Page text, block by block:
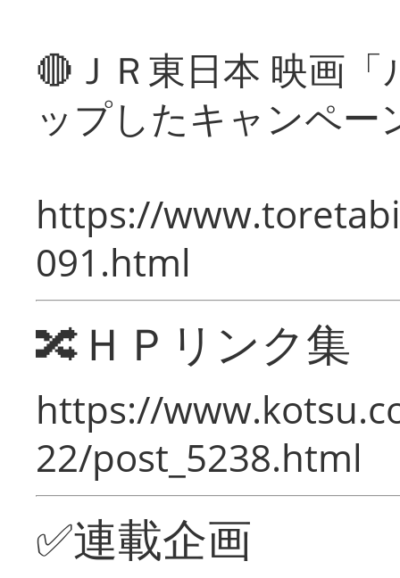
🔴ＪＲ東日本 映画
ップしたキャンペー
https://
091.html
🔀ＨＰリンク集
https://
22/post_5238.html
✅連載企画